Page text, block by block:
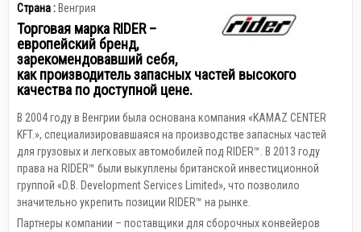
Страна :Венгрия
Торговая марка RIDER –
европейский бренд,
зарекомендовавший себя,
как производитель запасных частей высокого
качества по доступной цене.
В 2004 году в Венгрии была основана компания «KAMAZ CENTER
KFT.», специализировавшаяся на производстве запасных частей
для грузовых и легковых автомобилей под RIDER™. В 2013 году
права на RIDER™ были выкуплены британской инвестиционной
группой «D.B. Development Services Limited», что позволило
значительно укрепить позиции RIDER™ на рынке.
Партнеры компании – поставщики для сборочных конвейеров